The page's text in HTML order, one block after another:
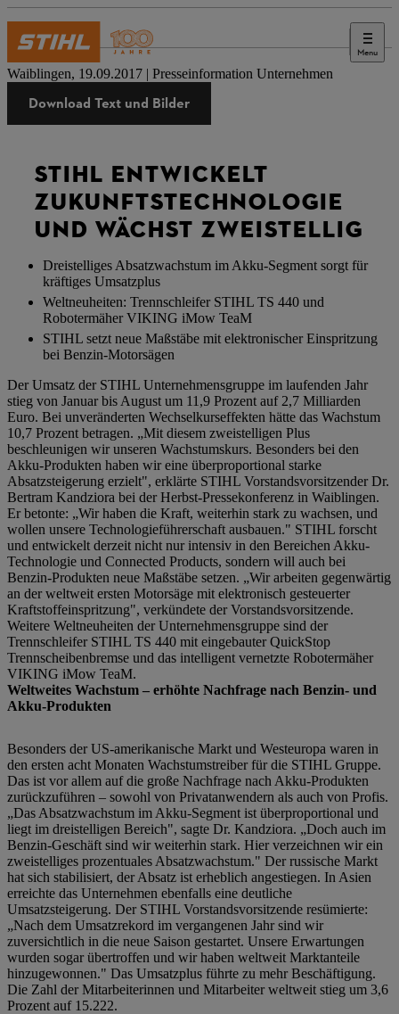
Menu
Presse
Waiblingen, 19.09.2017 | Presseinformation Unternehmen
Download Text und Bilder
STIHL ENTWICKELT
ZUKUNFTSTECHNOLOGIE
UND WÄCHST ZWEISTELLIG
Dreistelliges Absatzwachstum im Akku-Segment sorgt für
kräftiges Umsatzplus
Weltneuheiten: Trennschleifer STIHL TS 440 und
Robotermäher VIKING iMow TeaM
STIHL setzt neue Maßstäbe mit elektronischer Einspritzung
bei Benzin-Motorsägen
Der Umsatz der STIHL Unternehmensgruppe im laufenden Jahr
stieg von Januar bis August um 11,9 Prozent auf 2,7 Milliarden
Euro. Bei unveränderten Wechselkurseffekten hätte das Wachstum
10,7 Prozent betragen. „Mit diesem zweistelligen Plus
beschleunigen wir unseren Wachstumskurs. Besonders bei den
Akku-Produkten haben wir eine überproportional starke
Absatzsteigerung erzielt", erklärte STIHL Vorstandsvorsitzender Dr.
Bertram Kandziora bei der Herbst-Pressekonferenz in Waiblingen.
Er betonte: „Wir haben die Kraft, weiterhin stark zu wachsen, und
wollen unsere Technologieführerschaft ausbauen." STIHL forscht
und entwickelt derzeit nicht nur intensiv in den Bereichen Akku-
Technologie und Connected Products, sondern will auch bei
Benzin-Produkten neue Maßstäbe setzen. „Wir arbeiten gegenwärtig
an der weltweit ersten Motorsäge mit elektronisch gesteuerter
Kraftstoffeinspritzung", verkündete der Vorstandsvorsitzende.
Weitere Weltneuheiten der Unternehmensgruppe sind der
Trennschleifer STIHL TS 440 mit eingebauter QuickStop
Trennscheibenbremse und das intelligent vernetzte Robotermäher
VIKING iMow TeaM.
Weltweites Wachstum – erhöhte Nachfrage nach Benzin- und
Akku-Produkten
Besonders der US-amerikanische Markt und Westeuropa waren in
den ersten acht Monaten Wachstumstreiber für die STIHL Gruppe.
Das ist vor allem auf die große Nachfrage nach Akku-Produkten
zurückzuführen – sowohl von Privatanwendern als auch von Profis.
„Das Absatzwachstum im Akku-Segment ist überproportional und
liegt im dreistelligen Bereich", sagte Dr. Kandziora. „Doch auch im
Benzin-Geschäft sind wir weiterhin stark. Hier verzeichnen wir ein
zweistelliges prozentuales Absatzwachstum." Der russische Markt
hat sich stabilisiert, der Absatz ist erheblich angestiegen. In Asien
erreichte das Unternehmen ebenfalls eine deutliche
Umsatzsteigerung. Der STIHL Vorstandsvorsitzende resümierte:
„Nach dem Umsatzrekord im vergangenen Jahr sind wir
zuversichtlich in die neue Saison gestartet. Unsere Erwartungen
wurden sogar übertroffen und wir haben weltweit Marktanteile
hinzugewonnen." Das Umsatzplus führte zu mehr Beschäftigung.
Die Zahl der Mitarbeiterinnen und Mitarbeiter weltweit stieg um 3,6
Prozent auf 15.222.